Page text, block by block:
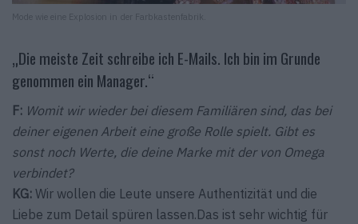
Mode wie eine Explosion in der Farbkastenfabrik.
„Die meiste Zeit schreibe ich E-Mails. Ich bin im Grunde
genommen ein Manager.“
F: Womit wir wieder bei diesem Familiären sind, das bei
deiner eigenen Arbeit eine große Rolle spielt. Gibt es
sonst noch Werte, die deine Marke mit der von Omega
verbindet?
KG: Wir wollen die Leute unsere Authentizität und die
Liebe zum Detail spüren lassen.Das ist sehr wichtig für